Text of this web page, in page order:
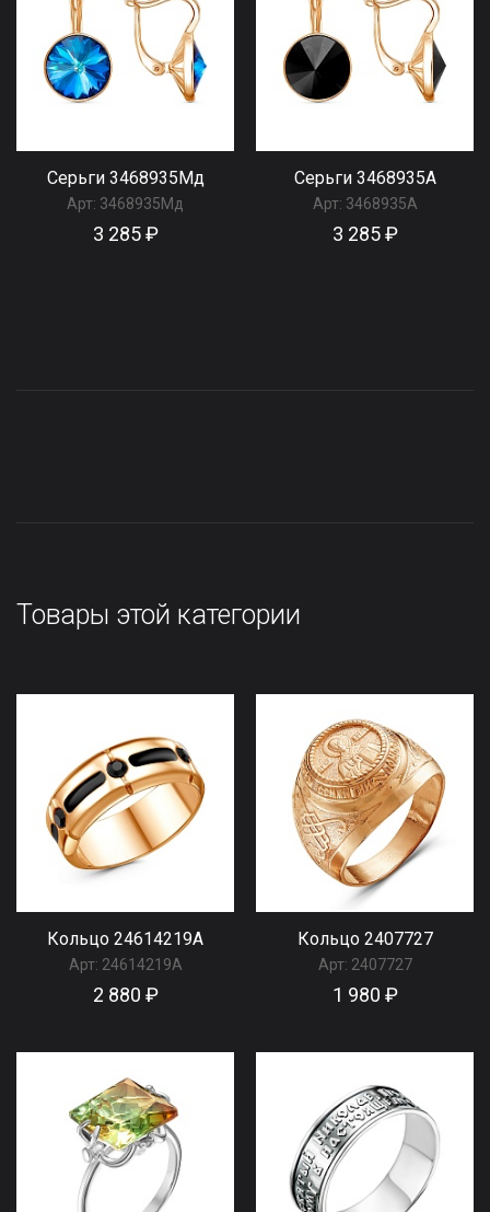
Серьги 3468935Мд
Арт: 3468935Мд
3 285 ₽
Серьги 3468935А
Арт: 3468935А
3 285 ₽
Товары этой категории
Кольцо 24614219А
Арт: 24614219А
2 880 ₽
Кольцо 2407727
Арт: 2407727
1 980 ₽